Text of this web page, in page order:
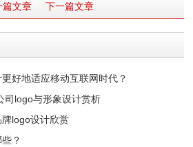
篇文章 下一篇文章
好地适应移动互联网时代？
司logo与形象设计赏析
logo设计欣赏
？